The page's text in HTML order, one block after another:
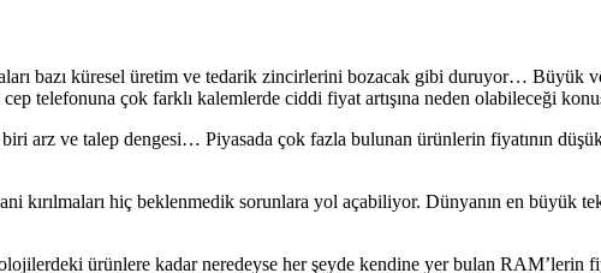
bazı küresel üretim ve tedarik zincirlerini bozacak gibi duruyor…
telefonuna çok farklı kalemlerde ciddi fiyat artışına neden olabileceği
arz ve talep dengesi… Piyasada çok fazla bulunan ürünlerin fiyatının
kırılmaları hiç beklenmedik sorunlara yol açabiliyor. Dünyanın en büyük
ürünlere kadar neredeyse her şeyde kendine yer bulan RAM’lerin